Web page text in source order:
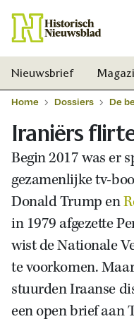
Nieuwsbrief
Home Dossiers De
Iraniërs
Begin 2017 was er
gezamenlijke tv-
Donald Trump en
in 1979 afgezette
wist de Nationale
te voorkomen.
stuurden Iraanse
een open brief aan